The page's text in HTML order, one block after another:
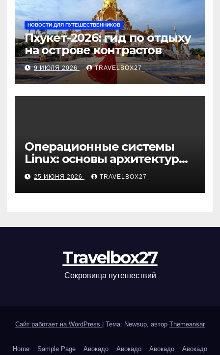
НОВОСТИ ДЛЯ ПУТЕШЕСТВЕННИКОВ
Пхукет-2026: гид по отдыху
на острове контрастов
9 ИЮЛЯ 2026 TRAVELBOX27_
Операционные системы
Linux: основы архитектуры,
компоненты и области
применения
25 ИЮНЯ 2026 TRAVELBOX27_
Travelbox27
Сокровища путешествий
Сайт работает на WordPress Тема: Newsup, автор Themeansar
Home Sample Page Авокадо Авокадо Авокадо Авокадо